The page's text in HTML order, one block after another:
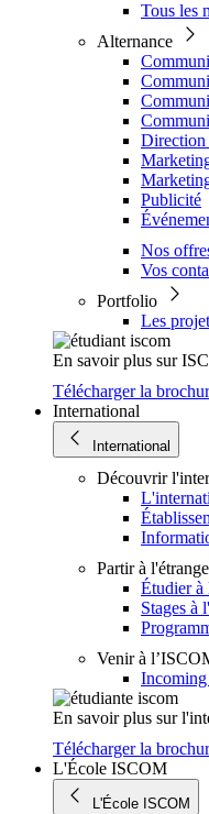
Tous les
Alternance
Direction
Publicité
Nos
Vos
Portfolio
Les
En savoir plus sur
Télécharger la
International
International
Découvrir
Partir à
Étudier à
Stages à
Venir à
Incoming
En savoir plus sur
Télécharger la
L'École ISCOM
L'École ISCOM